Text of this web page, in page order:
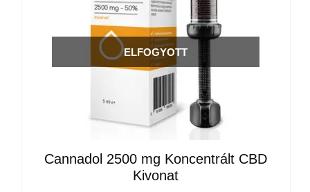
ELFOGYOTT
Cannadol 2500 mg Koncentrált CBD
Kivonat